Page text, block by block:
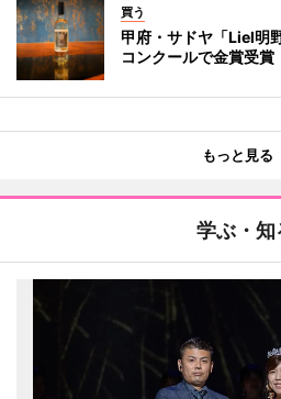
買う
甲府・サドヤ「Liel明
コンクールで金賞受賞
もっと見る
学ぶ・知